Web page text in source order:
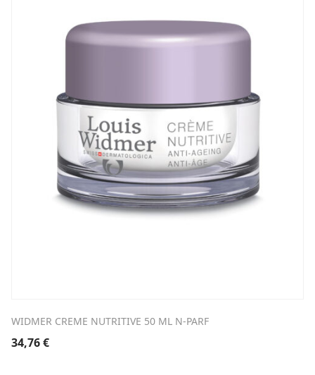
WIDMER CREME NUTRITIVE 50 ML N-PARF
34,76€